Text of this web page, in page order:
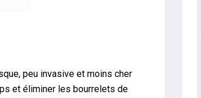
peu invasive et moins cher
et éliminer les bourrelets de